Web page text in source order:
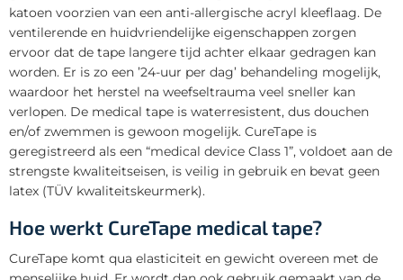
katoen voorzien van een anti-allergische acryl kleeflaag. De
ventilerende en huidvriendelijke eigenschappen zorgen
ervoor dat de tape langere tijd achter elkaar gedragen kan
worden. Er is zo een ’24-uur per dag’ behandeling mogelijk,
waardoor het herstel na weefseltrauma veel sneller kan
verlopen. De medical tape is waterresistent, dus douchen
en/of zwemmen is gewoon mogelijk. CureTape is
geregistreerd als een “medical device Class 1”, voldoet aan de
strengste kwaliteitseisen, is veilig in gebruik en bevat geen
latex (TÜV kwaliteitskeurmerk).
Hoe werkt CureTape medical tape?
CureTape komt qua elasticiteit en gewicht overeen met de